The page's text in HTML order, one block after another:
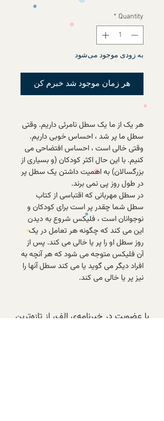
Quantity
*
به زودی موجود می‌شود
هر زمان موجود شد خبرم کن
هر یک از ما یک سطل نامرئی داریم. وقتی
سطل ما پر شد ، احساس خوبی داریم.
وقتی خالی است ، احساس افتضاحی می
کنیم. با این حال اکثر کودکان (و بسیاری از
بزرگسالان) به اهمیت داشتن یک سطل پر
در طول روز پی نمی برند.
در سطل مهربانی که اقتباسی از کتاب
سطل شما چقدر پر است برای کودکان و
نوجوانان است ، فلیکس شروع به دیدن
این می کند که چگونه هر تعامل در یک
روز سطل او را پر یا خالی می کند. پس از
آن فلیکس متوجه می شود که هر آنچه به
افراد دیگر می گوید یا می کند سطل آنها را
نیز پر یا خالی می کند.
با عضویت در خبرنامه‌ی الف، از تازه‌ترین